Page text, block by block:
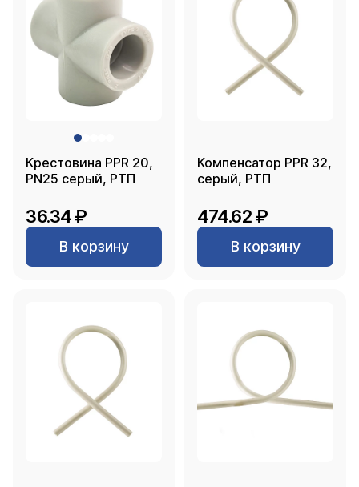
Крестовина PPR 20,
PN25 серый, РТП
36.34 ₽
В корзину
Компенсатор PPR 32,
серый, РТП
474.62 ₽
В корзину